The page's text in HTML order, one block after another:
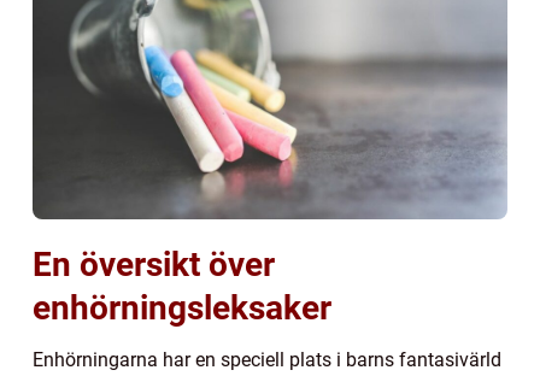
En översikt över
enhörningsleksaker
Enhörningarna har en speciell plats i barns fantasivärld